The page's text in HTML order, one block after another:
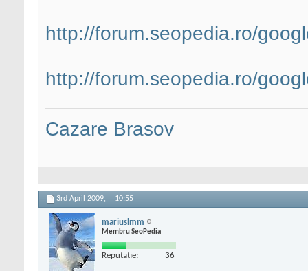
http://forum.seopedia.ro/
http://forum.seopedia.ro/
Cazare Brasov
3rd April 2009, 10:55
mariuslmm
Membru SeoPedia
Reputatie: 36